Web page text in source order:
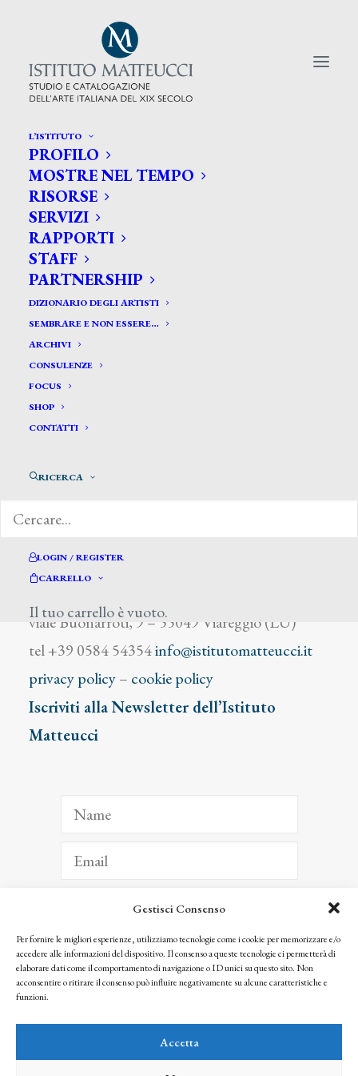
Gestisci Consenso
Per fornire le migliori esperienze, utilizziamo tecnologie come i cookie per memorizzare e/o
accedere alle informazioni del dispositivo. Il consenso a queste tecnologie ci permetterà di
elaborare dati come il comportamento di navigazione o ID unici su questo sito. Non
acconsentire o ritirare il consenso può influire negativamente su alcune caratteristiche e
funzioni.
Accetta
L’ISTITUTO
PROFILO
MOSTRE NEL TEMPO
RISORSE
SERVIZI
RAPPORTI
STAFF
PARTNERSHIP
DIZIONARIO DEGLI ARTISTI
SEMBRARE E NON ESSERE…
ARCHIVI
CONSULENZE
FOCUS
SHOP
CONTATTI
RICERCA
LOGIN / REGISTER
CARRELLO
Il tuo carrello è vuoto.
CERCA TRA GLI ARTISTI:
Search
for:
Ciappa F.
viale Buonarroti, 9 – 55049 Viareggio (LU)
tel +39 0584 54354info@istitutomatteucci.it
privacy policy– cookie policy
Iscriviti alla Newsletter dell’Istituto
Matteucci
ISCRIVITI
Facendo clic per iscriverti, riconosci che le tue informazioni saranno trattate
seguendo la nostra Privacy Policy
© 2025 Istituto Matteucci. All right reserved
l’autorizzazione scritta dei proprietari dei diritti e dell’Istituto Matteucci